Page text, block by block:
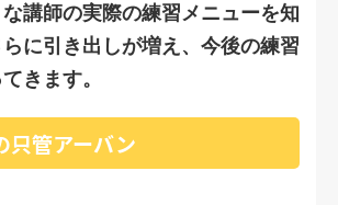
講師の実際の練習メニューを知
に引き出しが増え、今後の練習
きます。
只管アーバン